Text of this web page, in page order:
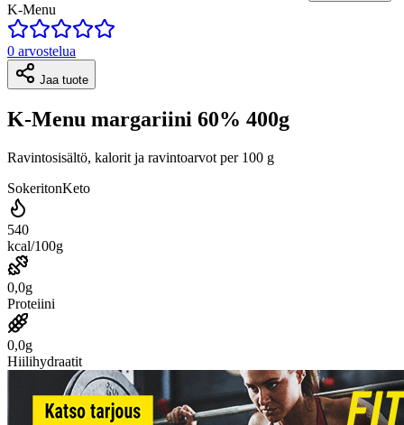
K-Menu
0 arvostelua
Jaa tuote
K-Menu margariini 60% 400g
Ravintosisältö, kalorit ja ravintoarvot per 100 g
SokeritonKeto
540
kcal/100g
0,0g
Proteiini
0,0g
Hiilihydraatit